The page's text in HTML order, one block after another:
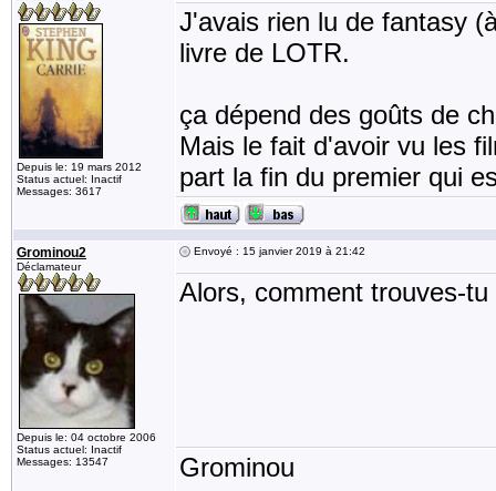
Depuis le: 19 mars 2012
Status actuel: Inactif
Messages: 3617
J'avais rien lu de fantasy
livre de LOTR.
ça dépend des goûts de
Mais le fait d'avoir vu les
part la fin du premier qui
Grominou2
Déclamateur
Depuis le: 04 octobre 2006
Status actuel: Inactif
Messages: 13547
Envoyé : 15 janvier 2019 à 21:42
Alors, comment trouves-
Grominou